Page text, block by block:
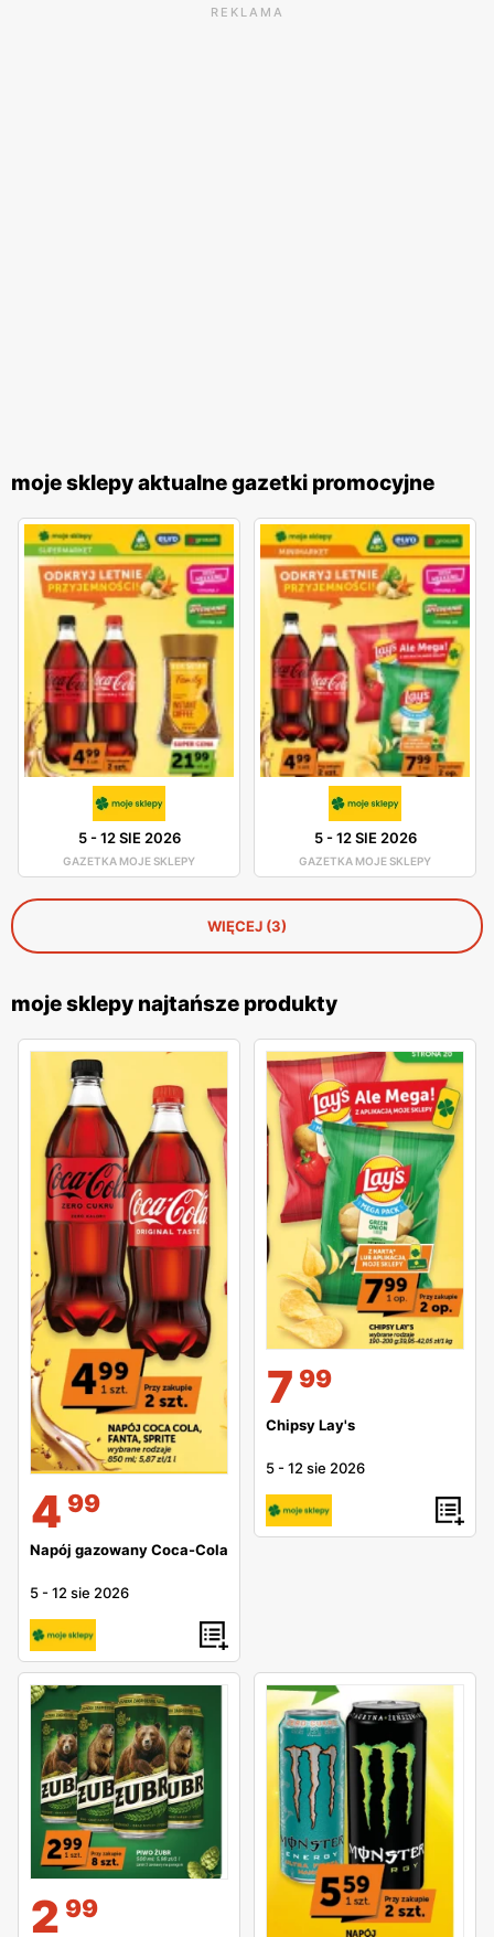
REKLAMA
moje sklepy aktualne gazetki promocyjne
5-12 SIE 2026
GAZETKA MOJE SKLEPY
5-12 SIE 2026
GAZETKA MOJE SKLEPY
WIĘCEJ (3)
moje sklepy najtańsze produkty
4 99
Napój gazowany Coca-Cola
5 -12 sie 2026
7 99
Chipsy Lay's
5 -12 sie 2026
2 99